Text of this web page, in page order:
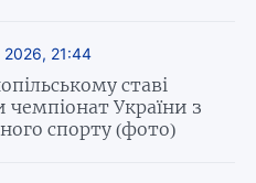
2026, 21:44
ставі
чемпіонат України з
спорту (фото)